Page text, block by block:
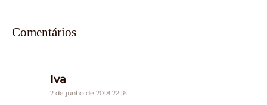
Comentários
Iva
2 de junho de 2018 22:16